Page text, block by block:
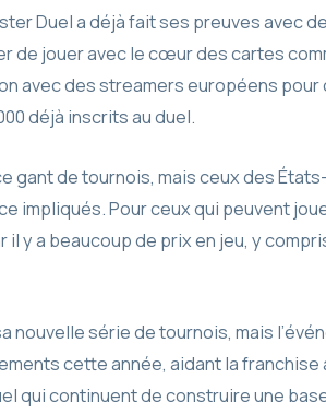
Duel a déjà fait ses preuves avec
de jouer avec le cœur des cartes
avec des streamers européens
déjà inscrits au duel.
gant de tournois, mais ceux des
impliqués. Pour ceux qui peuvent
y a beaucoup de prix en jeu, y
nouvelle série de tournois, mais
cette année, aidant la
qui continuent de construire une